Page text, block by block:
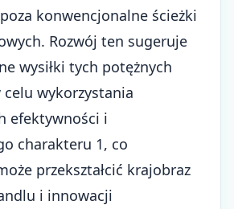
konwencjonalne ścieżki
Rozwój ten sugeruje
wysiłki tych potężnych
wykorzystania
efektywności i
charakteru 1, co
przekształcić krajobraz
i innowacji